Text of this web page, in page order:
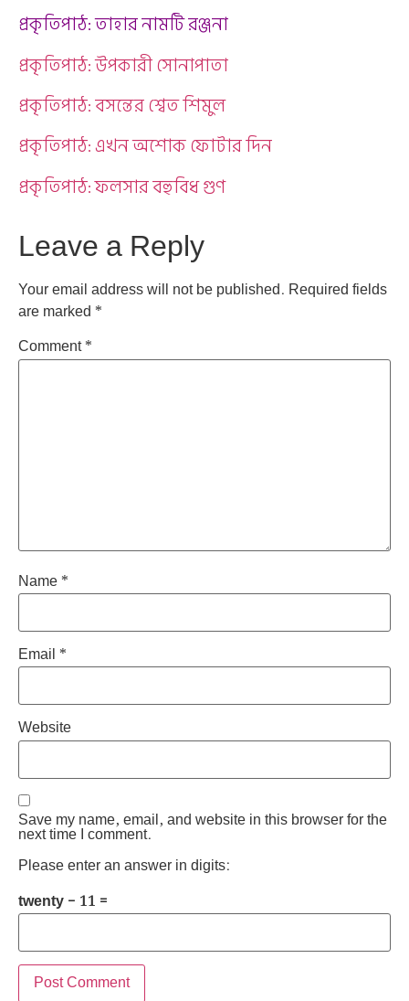
প্রকৃতিপাঠ: তাহার নামটি রঞ্জনা
প্রকৃতিপাঠ: উপকারী সোনাপাতা
প্রকৃতিপাঠ: বসন্তের শ্বেত শিমুল
প্রকৃতিপাঠ: এখন অশোক ফোটার দিন
প্রকৃতিপাঠ: ফলসার বহুবিধ গুণ
Leave a Reply
Your email address will not be published. Required fields
are marked *
Comment*
Name *
Email *
Website
Save my name, email, and website in this browser for the
next time I comment.
Please enter an answer in digits:
twenty − 11 =